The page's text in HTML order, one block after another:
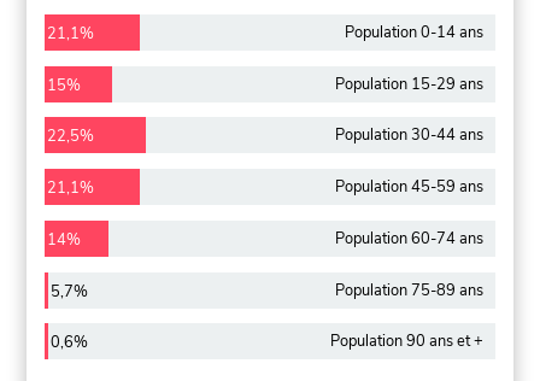
21,1% Population 0-14 ans
15% Population 15-29 ans
22,5% Population 30-44 ans
21,1% Population 45-59 ans
14% Population 60-74 ans
5,7% Population 75-89 ans
0,6% Population 90 ans et +